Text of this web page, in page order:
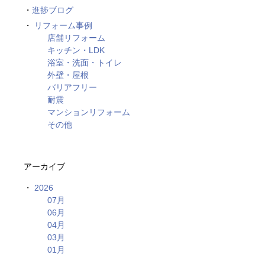
進捗ブログ
リフォーム事例
店舗リフォーム
キッチン・LDK
浴室・洗面・トイレ
外壁・屋根
バリアフリー
耐震
マンションリフォーム
その他
アーカイブ
2026
07月
06月
04月
03月
01月